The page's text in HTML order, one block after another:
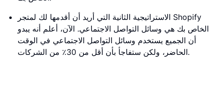
الاستراتيجية الثانية التي أريد أن أقدمها لك لمتجر Shopify
الخاص بك هي وسائل التواصل الاجتماعي. الآن، أعلم أنه يبدو
أن الجميع يستخدم وسائل التواصل الاجتماعي في الوقت
الحاضر، ولكن ستفاجأ بأن أقل من 30٪ من الشركات.